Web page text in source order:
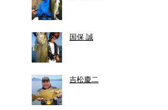
国保 誠
吉松慶二